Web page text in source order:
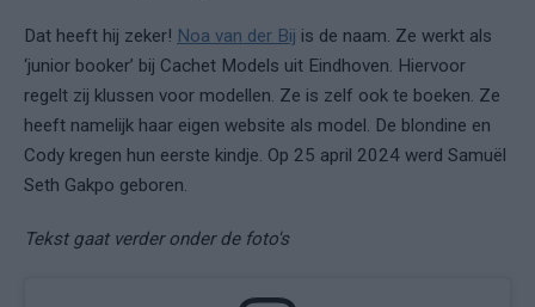
Dat heeft hij zeker! Noa van der Bij is de naam. Ze werkt als
‘junior booker’ bij Cachet Models uit Eindhoven. Hiervoor
regelt zij klussen voor modellen. Ze is zelf ook te boeken. Ze
heeft namelijk haar eigen website als model. De blondine en
Cody kregen hun eerste kindje. Op 25 april 2024 werd Samuël
Seth Gakpo geboren.
Tekst gaat verder onder de foto's